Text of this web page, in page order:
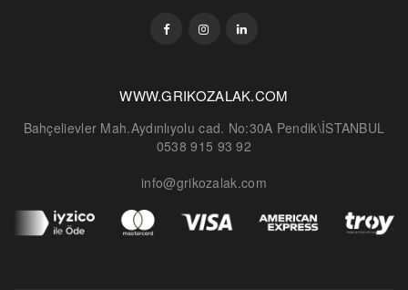
WWW.GRIKOZALAK.COM
Bahçelievler Mah.Aydınlıyolu cad. No:30A Pendik\İSTANBUL
0538 915 93 92
info@grikozalak.com